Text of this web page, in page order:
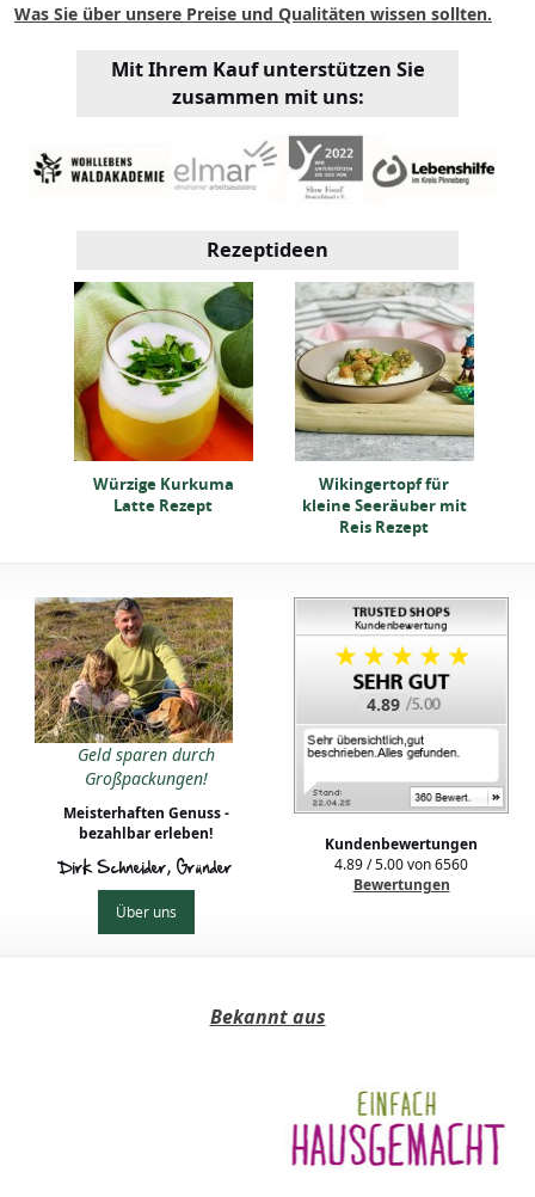
Was Sie über unsere Preise und Qualitäten wissen sollten.
Mit Ihrem Kauf unterstützen Sie
zusammen mit uns:
Rezeptideen
Würzige Kurkuma
Latte Rezept
Wikingertopf für
kleine Seeräuber mit
Reis Rezept
Geld sparen durch
Großpackungen!
Meisterhaften Genuss -
bezahlbar erleben!
Dirk Schneider, Gründer
Über uns
4.89
Kundenbewertungen
4.89/5.00von6560
Bewertungen
Bekannt aus